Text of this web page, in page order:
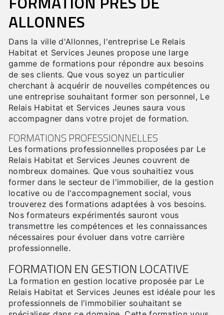
ALLONNES
Dans la ville d'Allonnes, l'entreprise Le Relais
Habitat et Services Jeunes propose une large
gamme de formations pour répondre aux besoins
de ses clients. Que vous soyez un particulier
cherchant à acquérir de nouvelles compétences ou
une entreprise souhaitant former son personnel, Le
Relais Habitat et Services Jeunes saura vous
accompagner dans votre projet de formation.
FORMATIONS PROFESSIONNELLES
Les formations professionnelles proposées par Le
Relais Habitat et Services Jeunes couvrent de
nombreux domaines. Que vous souhaitiez vous
former dans le secteur de l'immobilier, de la gestion
locative ou de l'accompagnement social, vous
trouverez des formations adaptées à vos besoins.
Nos formateurs expérimentés sauront vous
transmettre les compétences et les connaissances
nécessaires pour évoluer dans votre carrière
professionnelle.
FORMATION EN GESTION LOCATIVE
La formation en gestion locative proposée par Le
Relais Habitat et Services Jeunes est idéale pour les
professionnels de l'immobilier souhaitant se